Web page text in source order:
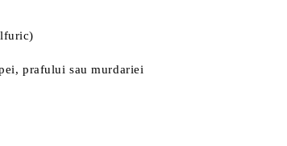
prafului sau murdariei